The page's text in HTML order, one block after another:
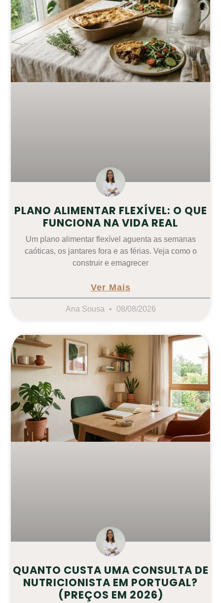
PLANO ALIMENTAR FLEXÍVEL: O QUE
FUNCIONA NA VIDA REAL
Um plano alimentar flexível aguenta as semanas
caóticas, os jantares fora e as férias. Veja como o
construir e emagrecer
Ver Mais
Ana Sousa 08/08/2026
QUANTO CUSTA UMA CONSULTA DE
NUTRICIONISTA EM PORTUGAL?
(PREÇOS EM 2026)